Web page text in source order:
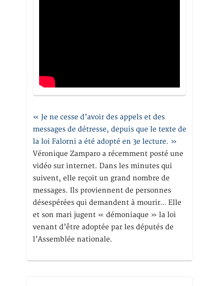
« Je ne cesse d’avoir des appels et des
messages de détresse, depuis que le texte de
la loi Falorni a été adopté en 3e lecture. »
Véronique Zamparo a récemment posté une
vidéo sur internet. Dans les minutes qui
suivent, elle reçoit un grand nombre de
messages. Ils proviennent de personnes
désespérées qui demandent à mourir… Elle
et son mari jugent « démoniaque » la loi
venant d’être adoptée par les députés de
l’Assemblée nationale.